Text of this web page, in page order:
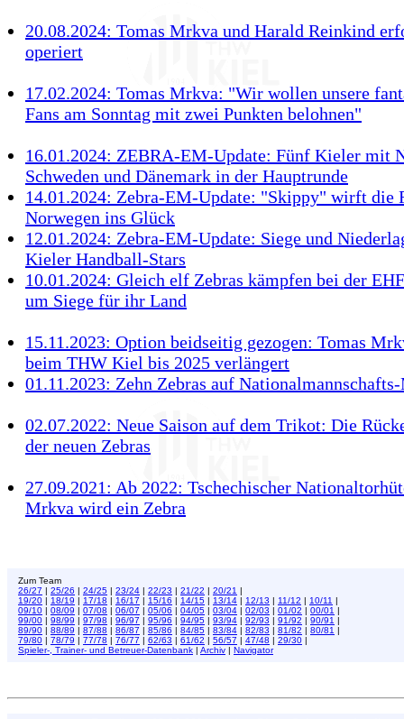
20.08.2024: Tomas Mrkva und Harald Reinkind
operiert
17.02.2024: Tomas Mrkva: "Wir wollen unsere
Fans am Sonntag mit zwei Punkten belohnen"
16.01.2024: ZEBRA-EM-Update: Fünf Kieler mit
Schweden und Dänemark in der Hauptrunde
14.01.2024: Zebra-EM-Update: "Skippy" wirft die
Norwegen ins Glück
12.01.2024: Zebra-EM-Update: Siege und
Kieler Handball-Stars
10.01.2024: Gleich elf Zebras kämpfen bei der
um Siege für ihr Land
15.11.2023: Option beidseitig gezogen: Tomas
beim THW Kiel bis 2025 verlängert
01.11.2023: Zehn Zebras auf
02.07.2022: Neue Saison auf dem Trikot: Die
der neuen Zebras
27.09.2021: Ab 2022: Tschechischer
Mrkva wird ein Zebra
Zum Team
26/27 | 25/26 | 24/25 | 23/24 | 22/23 | 21/22 | 20/21 |
19/20 | 18/19 | 17/18 | 16/17 | 15/16 | 14/15 | 13/14 | 12/13 | 11/12 | 10/11 |
09/10 | 08/09 | 07/08 | 06/07 | 05/06 | 04/05 | 03/04 | 02/03 | 01/02 | 00/01 |
99/00 | 98/99 | 97/98 | 96/97 | 95/96 | 94/95 | 93/94 | 92/93 | 91/92 | 90/91 |
89/90 | 88/89 | 87/88 | 86/87 | 85/86 | 84/85 | 83/84 | 82/83 | 81/82 | 80/81 |
79/80 | 78/79 | 77/78 | 76/77 | 62/63 | 61/62 | 56/57 | 47/48 | 29/30 |
Spieler-, Trainer- und Betreuer-Datenbank | Archiv | Navigator